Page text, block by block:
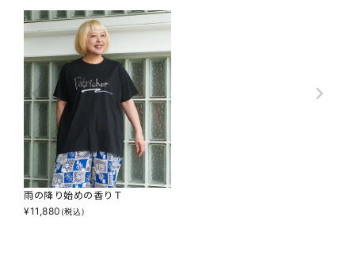
雨の降り始めの香りＴ
¥11,880 (税込)